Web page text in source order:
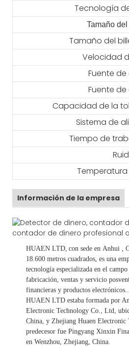
Tecnología
Tamaño
Tamaño del
Velocidad
Fuente
Fuente
Capacidad de la
Sistema de
Tiempo de
Información de la empresa
HUAEN LTD, con sede en Anhui ,
18.600 metros cuadrados, es una
tecnología especializada en el
fabricación, ventas y servicio
financieras y productos electrónicos.
HUAEN LTD estaba formada por
Electronic Technology Co., Ltd,
China, y Zhejiang Huaen
predecesor fue Pingyang Xinxin
en Wenzhou, Zhejiang, China.